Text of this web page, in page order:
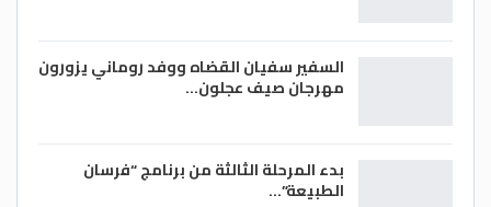
السفير سفيان القضاه ووفد روماني يزورون
مهرجان صيف عجلون…
بدء المرحلة الثالثة من برنامج “فرسان
الطبيعة”…